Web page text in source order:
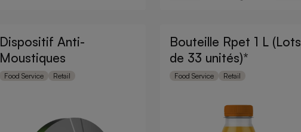
Dispositif Anti-
Moustiques
Food Service Retail
Bouteille Rpet 1 L (Lots
de 33 unités)*
Food Service Retail